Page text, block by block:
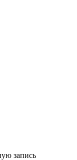
запись